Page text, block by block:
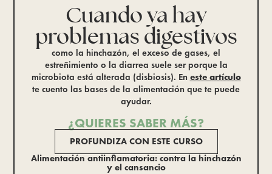
Cuando ya hay
problemas digestivos
como la hinchazón, el exceso de gases, el
estreñimiento o la diarrea suele ser porque la
microbiota está alterada (disbiosis). En este artículo
te cuento las bases de la alimentación que te puede
ayudar.
¿QUIERES SABER MÁS?
PROFUNDIZA CON ESTE CURSO
Alimentación antiinflamatoria: contra la hinchazón
y el cansancio